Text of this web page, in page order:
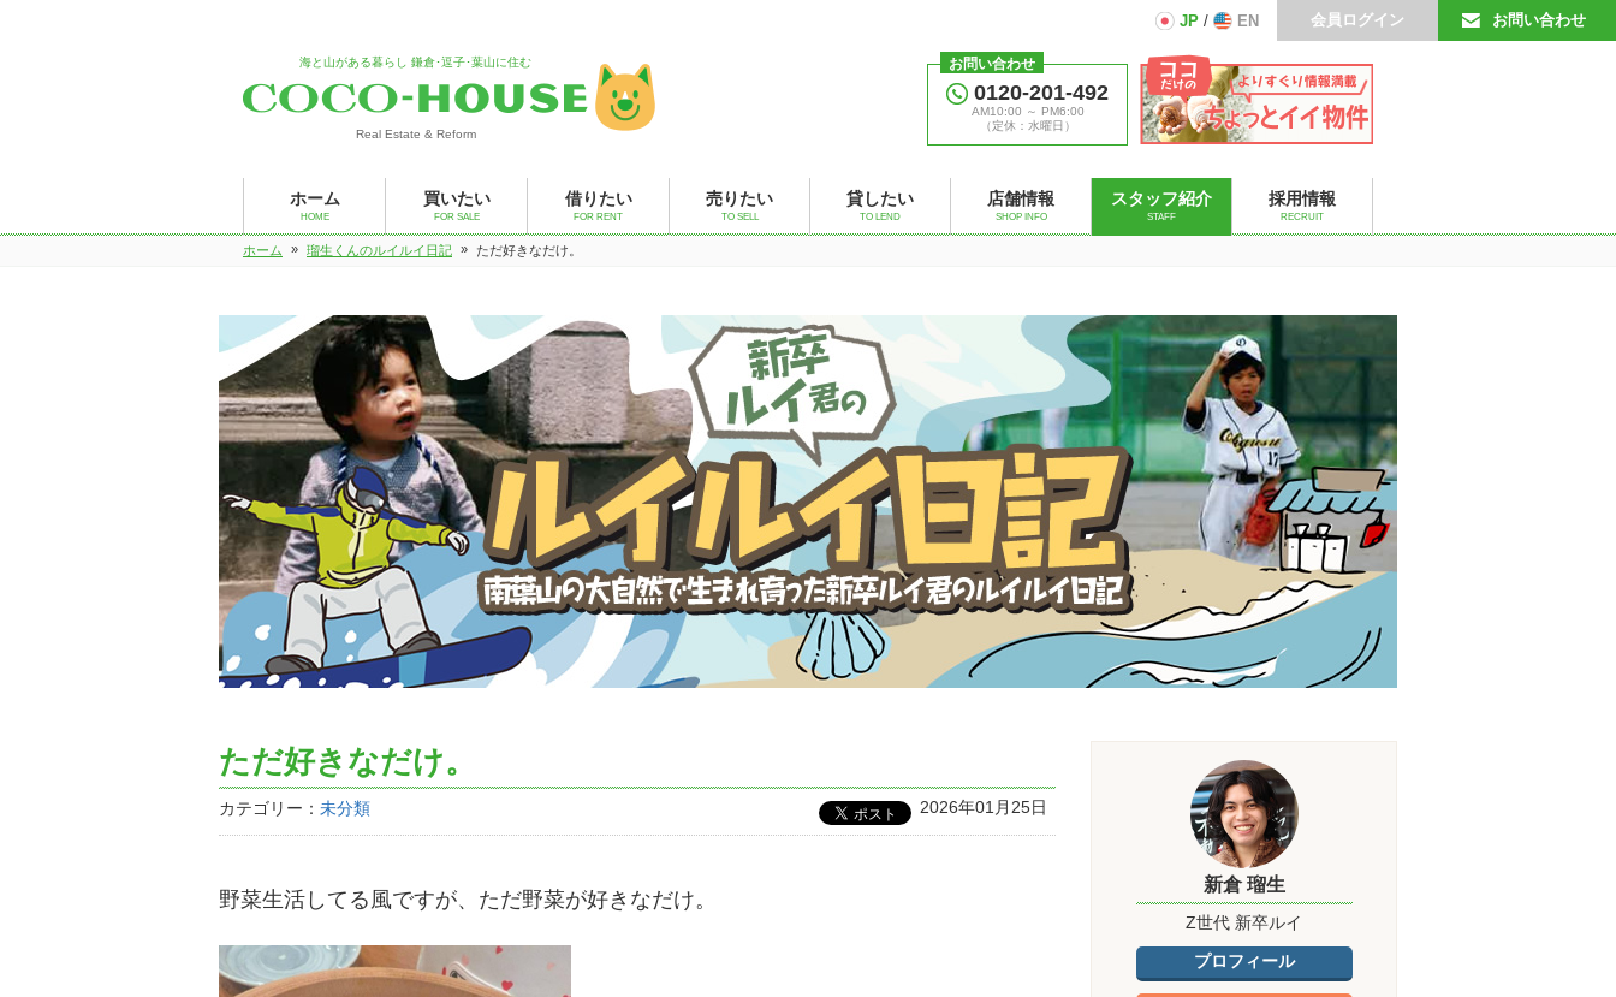
お問い合わせ
会員ログイン
JP / EN
海と山がある暮らし 鎌倉･逗子･葉山に住む
Real Estate & Reform
お問い合わせ
0120-201-492
AM10:00 ～ PM6:00
（定休：水曜日）
ホーム
HOME
買いたい
FOR SALE
借りたい
FOR RENT
売りたい
TO SELL
貸したい
TO LEND
店舗情報
SHOP INFO
スタッフ紹介
STAFF
採用情報
RECRUIT
ホーム » 瑠生くんのルイルイ日記 » ただ好きなだけ。
ただ好きなだけ。
カテゴリー： 未分類 2026年01月25日
野菜生活してる風ですが、ただ野菜が好きなだけ。
新倉 瑠生
Z世代 新卒ルイ
プロフィール